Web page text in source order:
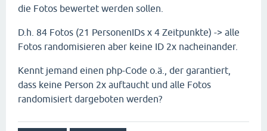
die Fotos bewertet werden sollen.
D.h. 84 Fotos (21 PersonenIDs x 4 Zeitpunkte) -> alle
Fotos randomisieren aber keine ID 2x nacheinander.
Kennt jemand einen php-Code o.ä., der garantiert,
dass keine Person 2x auftaucht und alle Fotos
randomisiert dargeboten werden?